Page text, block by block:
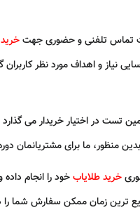
تماس تلفنی و حضوری جهت
نیاز و اهداف مورد نظر
تست در اختیار خریدار می
منظور، ما برای مشتریانمان
خرید طلایابخود را انجام
ترین زمان ممکن سفارش شما